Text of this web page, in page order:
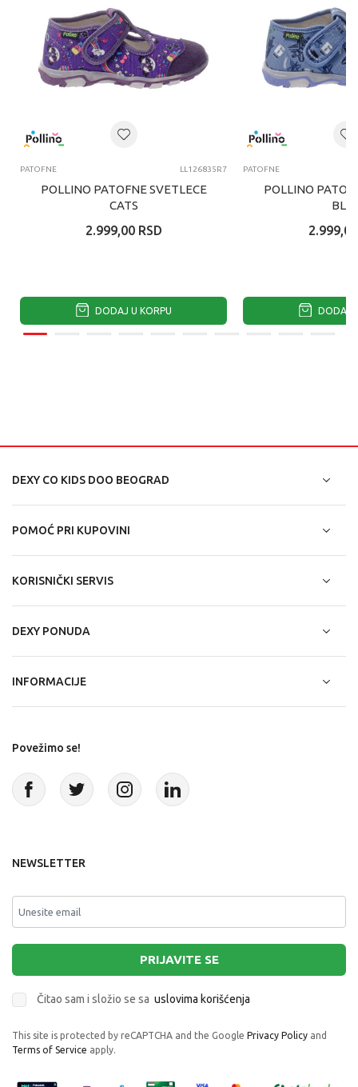
PATOFNE LL126835R7
POLLINO PATOFNE SVETLECE
CATS
2.999,00 RSD
DODAJ U KORPU
PATOFNE
POLLINO
2.999,00
DODAJ
DEXY CO KIDS DOO BEOGRAD
POMOĆ PRI KUPOVINI
KORISNIČKI SERVIS
DEXY PONUDA
INFORMACIJE
Povežimo se!
NEWSLETTER
PRIJAVITE SE
Čitao sam i složio se sa uslovima korišćenja
This site is protected by reCAPTCHA and the Google Privacy Policy and
Terms of Service apply.